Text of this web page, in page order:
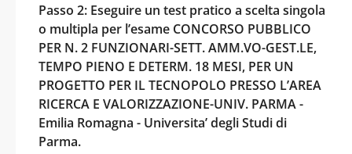
Passo 2: Eseguire un test pratico a scelta singola
o multipla per l’esame CONCORSO PUBBLICO
PER N. 2 FUNZIONARI-SETT. AMM.VO-GEST.LE,
TEMPO PIENO E DETERM. 18 MESI, PER UN
PROGETTO PER IL TECNOPOLO PRESSO L’AREA
RICERCA E VALORIZZAZIONE-UNIV. PARMA -
Emilia Romagna - Universita’ degli Studi di
Parma.